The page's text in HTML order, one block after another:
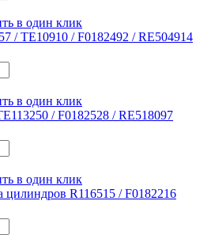
в один клик
/ TE10910 / F0182492 / RE504914
в один клик
/ F0182528 / RE518097
в один клик
цилиндров R116515 / F0182216